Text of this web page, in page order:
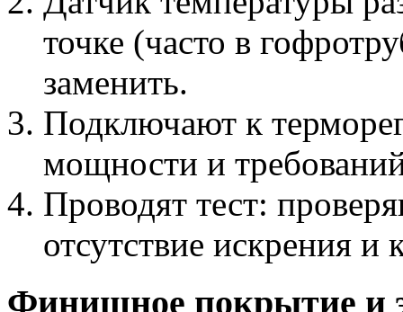
точке (часто в
заменить.
Подключают к
мощности и
Проводят тест:
отсутствие искрения и
Финишное покрытие и